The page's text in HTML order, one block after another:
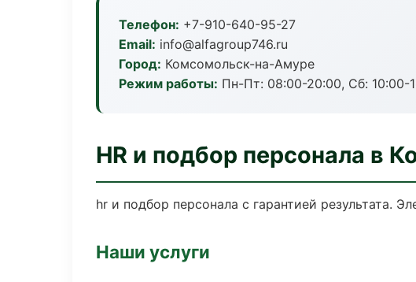
Телефон: +7-910-640-95-27
Email: info@alfagroup746.ru
Город: Комсомольск-на-Амуре
Режим работы: Пн-Пт: 08:00-20:00, Сб: 10:00-
HR и подбор персонала в
hr и подбор персонала с гарантией результата.
Наши услуги